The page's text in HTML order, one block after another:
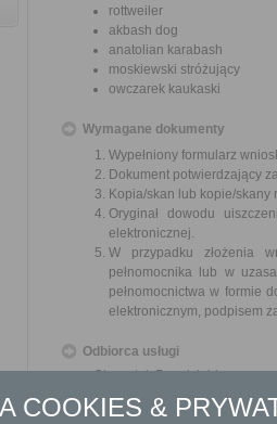
rottweiler
akbash dog
anatolian karabash
moskiewski stróżujący
owczarek kaukaski
Wymagane dokumenty
Wypełniony formularz
Dokument potwierdzający
Kopia/skan lub kopie/skany
Oryginał dowodu
elektronicznej.
W przypadku złożenia
pełnomocnika lub w
pełnomocnictwa w formie
elektronicznym, podpisem
Odbiorca usługi
Obywatel, Przedsiębiorca
Termin załatwienia sprawy
COOKIES &